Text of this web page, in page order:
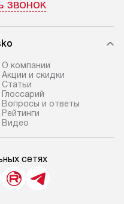
звонок
О компании
Акции и скидки
Статьи
Глоссарий
Вопросы и ответы
Рейтинги
Видео
сетях